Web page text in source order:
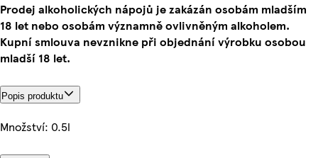
Prodej alkoholických nápojů je zakázán osobám mladším
18 let nebo osobám významně ovlivněným alkoholem.
Kupní smlouva nevznikne při objednání výrobku osobou
mladší 18 let.
Popis produktu
Množství: 0.5l